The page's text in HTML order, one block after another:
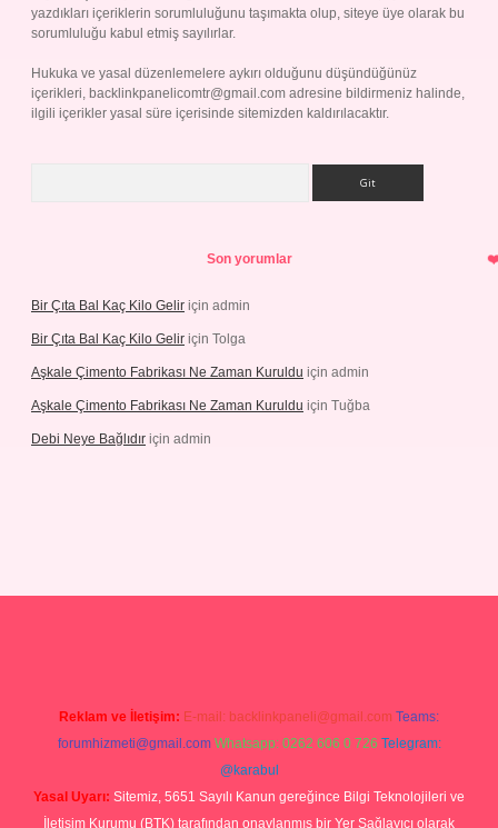
yazdıkları içeriklerin sorumluluğunu taşımakta olup, siteye üye olarak bu
sorumluluğu kabul etmiş sayılırlar.
Hukuka ve yasal düzenlemelere aykırı olduğunu düşündüğünüz
içerikleri, backlinkpanelicomtr@gmail.com adresine bildirmeniz halinde,
ilgili içerikler yasal süre içerisinde sitemizden kaldırılacaktır.
Son yorumlar
Bir Çıta Bal Kaç Kilo Gelir için admin
Bir Çıta Bal Kaç Kilo Gelir için Tolga
Aşkale Çimento Fabrikası Ne Zaman Kuruldu için admin
Aşkale Çimento Fabrikası Ne Zaman Kuruldu için Tuğba
Debi Neye Bağlıdır için admin
Reklam ve İletişim: E-mail: backlinkpaneli@gmail.com Teams:
forumhizmeti@gmail.com Whatsapp: 0262 606 0 726 Telegram:
@karabul
Yasal Uyarı: Sitemiz, 5651 Sayılı Kanun gereğince Bilgi Teknolojileri ve
İletişim Kurumu (BTK) tarafından onaylanmış bir Yer Sağlayıcı olarak